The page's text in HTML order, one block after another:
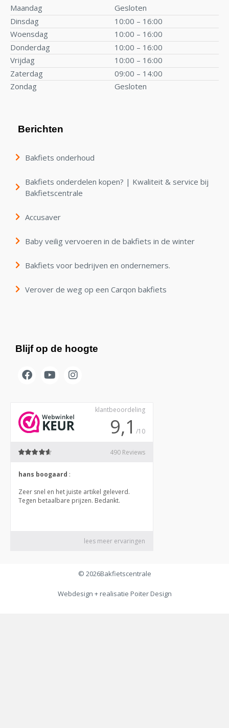
Maandag
Gesloten
Dinsdag
10:00 – 16:00
Woensdag
10:00 – 16:00
Donderdag
10:00 – 16:00
Vrijdag
10:00 – 16:00
Zaterdag
09:00 – 14:00
Zondag
Gesloten
Berichten
Bakfiets onderhoud
Bakfiets onderdelen kopen? | Kwaliteit & service bij
Bakfietscentrale
Accusaver
Baby veilig vervoeren in de bakfiets in de winter
Bakfiets voor bedrijven en ondernemers.
Verover de weg op een Carqon bakfiets
Blijf op de hoogte
© 2026Bakfietscentrale
Webdesign + realisatie Poiter Design